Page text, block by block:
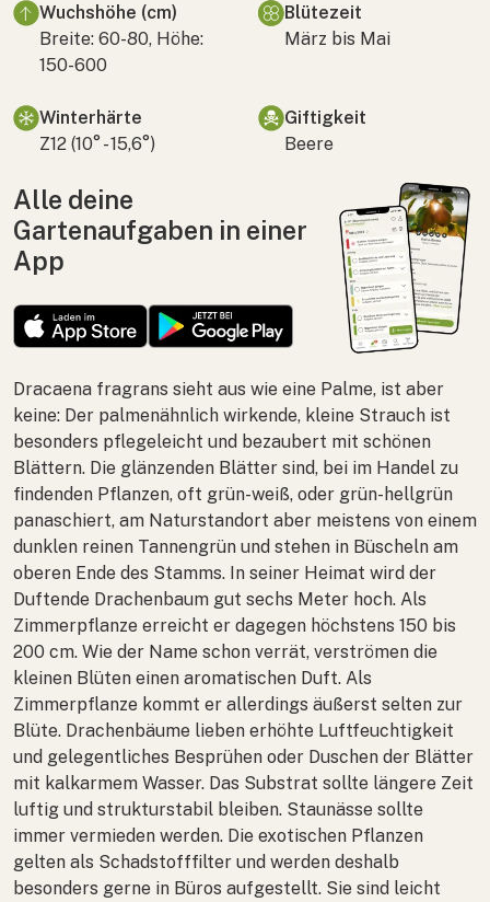
Wuchshöhe (cm)
Breite: 60-80, Höhe:
150-600
Blütezeit
März bis Mai
Winterhärte
Z12 (10° - 15,6°)
Giftigkeit
Beere
Alle deine
Gartenaufgaben in einer
App
Dracaena fragrans sieht aus wie eine Palme, ist aber
keine: Der palmenähnlich wirkende, kleine Strauch ist
besonders pflegeleicht und bezaubert mit schönen
Blättern. Die glänzenden Blätter sind, bei im Handel zu
findenden Pflanzen, oft grün-weiß, oder grün-hellgrün
panaschiert, am Naturstandort aber meistens von einem
dunklen reinen Tannengrün und stehen in Büscheln am
oberen Ende des Stamms. In seiner Heimat wird der
Duftende Drachenbaum gut sechs Meter hoch. Als
Zimmerpflanze erreicht er dagegen höchstens 150 bis
200 cm. Wie der Name schon verrät, verströmen die
kleinen Blüten einen aromatischen Duft. Als
Zimmerpflanze kommt er allerdings äußerst selten zur
Blüte. Drachenbäume lieben erhöhte Luftfeuchtigkeit
und gelegentliches Besprühen oder Duschen der Blätter
mit kalkarmem Wasser. Das Substrat sollte längere Zeit
luftig und strukturstabil bleiben. Staunässe sollte
immer vermieden werden. Die exotischen Pflanzen
gelten als Schadstofffilter und werden deshalb
besonders gerne in Büros aufgestellt. Sie sind leicht